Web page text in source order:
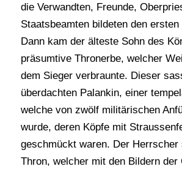
die Verwandten, Freunde,
Staatsbeamten bildeten den ersten
Dann kam der älteste Sohn des
präsumtive Thronerbe, welcher
dem Sieger verbraunte. Dieser
überdachten Palankin, einer
welche von zwölf militärischen
wurde, deren Köpfe mit
geschmückt waren. Der Herrscher
Thron, welcher mit den Bildern der